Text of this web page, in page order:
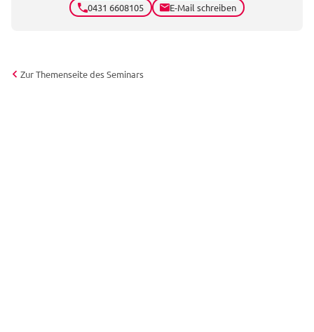
0431 6608105 E-Mail schreiben
Zur Themenseite des Seminars